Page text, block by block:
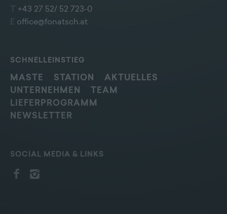
T +43 27 52/ 52 723-0
E office@fonatsch.at
SCHNELLEINSTIEG
MASTE STATION
AKTUELLES
UNTERNEHMEN
TEAM
LIEFERPROGRAMM
NEWSLETTER
SOCIAL MEDIA & LINKS